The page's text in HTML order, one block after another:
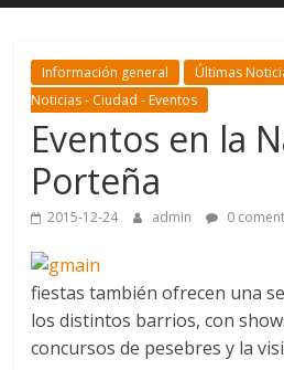
Información general Últimas
Noticias - Ciudad - Eventos
Eventos en la
Porteña
2015-12-24 admin 0
fiestas también ofrecen una
los distintos barrios, con
concursos de pesebres y la